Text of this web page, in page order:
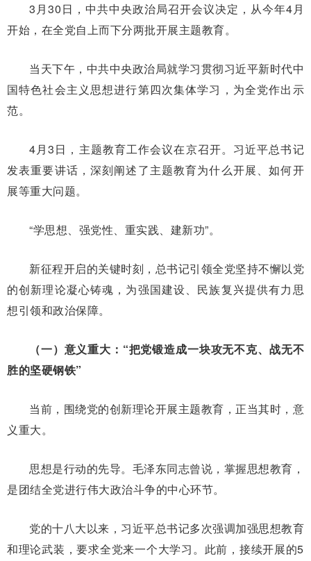
3月30日，中共中央政治局召开会议决定，从今年4月
开始，在全党自上而下分两批开展主题教育。
当天下午，中共中央政治局就学习贯彻习近平新时代中
国特色社会主义思想进行第四次集体学习，为全党作出示
范。
4月3日，主题教育工作会议在京召开。习近平总书记
发表重要讲话，深刻阐述了主题教育为什么开展、如何开
展等重大问题。
“学思想、强党性、重实践、建新功”。
新征程开启的关键时刻，总书记引领全党坚持不懈以党
的创新理论凝心铸魂，为强国建设、民族复兴提供有力思
想引领和政治保障。
（一）意义重大：“把党锻造成一块攻无不克、战无不
胜的坚硬钢铁”
当前，围绕党的创新理论开展主题教育，正当其时，意
义重大。
思想是行动的先导。毛泽东同志曾说，掌握思想教育，
是团结全党进行伟大政治斗争的中心环节。
党的十八大以来，习近平总书记多次强调加强思想教育
和理论武装，要求全党来一个大学习。此前，接续开展的5